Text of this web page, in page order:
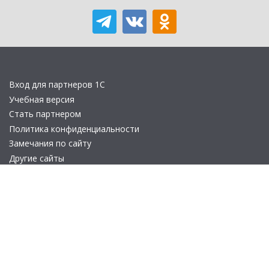
Вход для партнеров 1С
Учебная версия
Стать партнером
Политика конфиденциальности
Замечания по сайту
Другие сайты